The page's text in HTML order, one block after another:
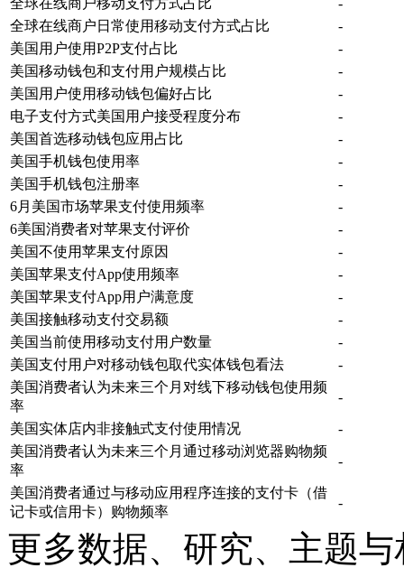
全球在线商户移动支付方式占比
-
全球在线商户日常使用移动支付方式占比
-
美国用户使用P2P支付占比
-
美国移动钱包和支付用户规模占比
-
美国用户使用移动钱包偏好占比
-
电子支付方式美国用户接受程度分布
-
美国首选移动钱包应用占比
-
美国手机钱包使用率
-
美国手机钱包注册率
-
6月美国市场苹果支付使用频率
-
6美国消费者对苹果支付评价
-
美国不使用苹果支付原因
-
美国苹果支付App使用频率
-
美国苹果支付App用户满意度
-
美国接触移动支付交易额
-
美国当前使用移动支付用户数量
-
美国支付用户对移动钱包取代实体钱包看法
-
美国消费者认为未来三个月对线下移动钱包使用频
率
-
美国实体店内非接触式支付使用情况
-
美国消费者认为未来三个月通过移动浏览器购物频
率
-
美国消费者通过与移动应用程序连接的支付卡（借
记卡或信用卡）购物频率
-
更多数据、研究、主题